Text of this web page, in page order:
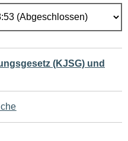
(KJSG) und